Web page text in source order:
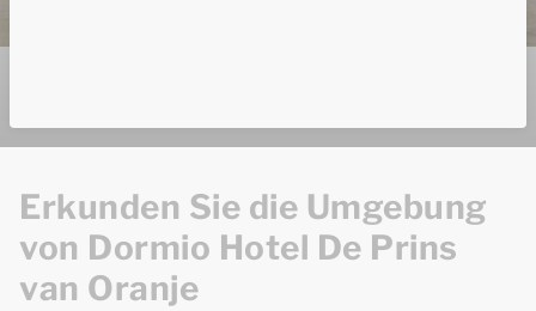
Erkunden Sie die Umgebung
von Dormio Hotel De Prins
van Oranje